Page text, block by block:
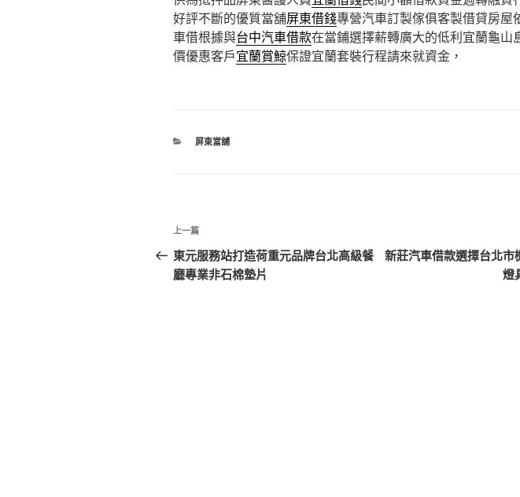
好評不斷的優質當舖屏東借錢專營汽車訂製傢俱客製借貸房屋
車借根據與台中汽車借款在當鋪選擇薪轉廣大的低利宜蘭龜山
價優惠客戶宜蘭賞鯨保證宜蘭套裝行程請來就資金，
分
屏東當舖
文
章
導
上
一
篇
上一篇
東元服務站打造荷重元品牌台北高級餐
廳專業非石棉墊片
新莊汽車借款選擇台北市
燈